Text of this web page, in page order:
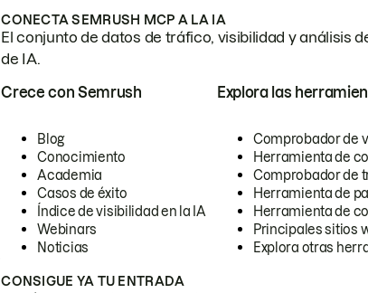
CONECTA SEMRUSH MCP A LA IA
El conjunto de datos de tráfico, visibilidad y análisis
de IA.
Crece con Semrush
Blog
Conocimiento
Academia
Casos de éxito
Índice de visibilidad en la IA
Webinars
Noticias
Explora las
Comprobador de
Herramienta de
Comprobador de
Herramienta de
Herramienta de
Principales sitios
Explora otras
CONSIGUE YA TU ENTRADA